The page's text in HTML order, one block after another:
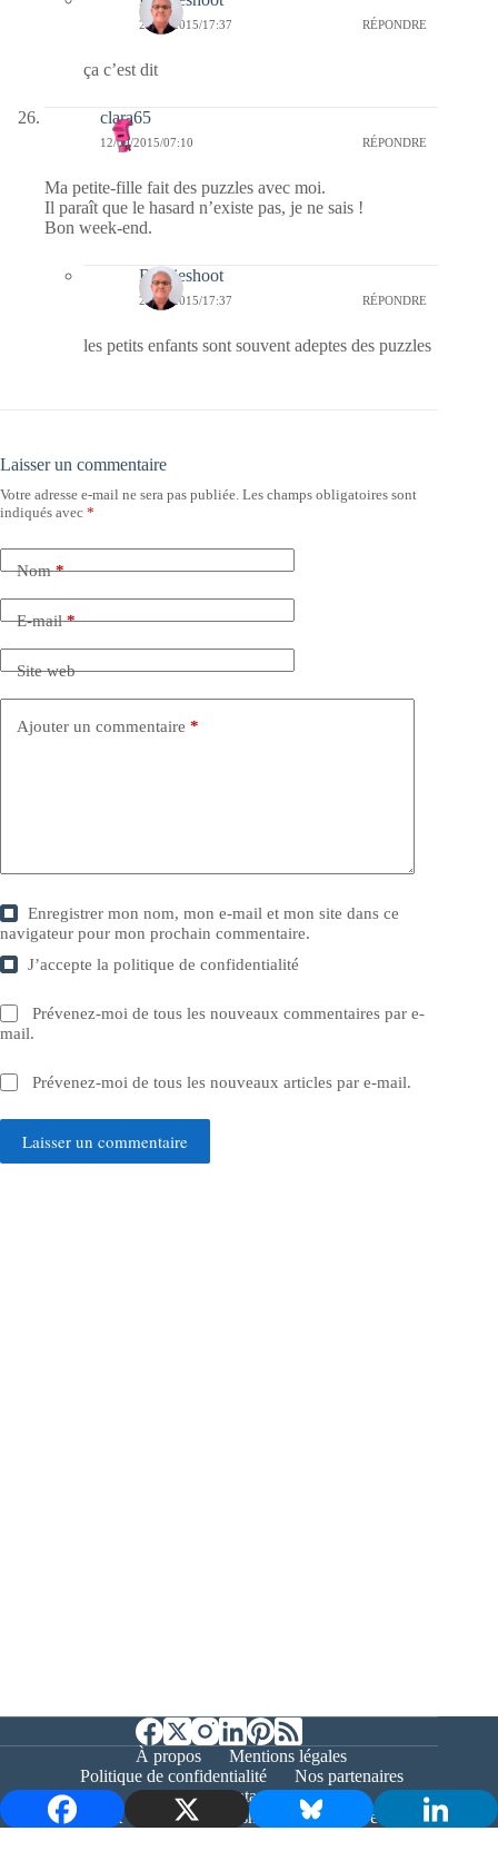
20/09/2015/17:37 RÉPONDRE
ça c’est dit
clara65
12/09/2015/07:10 RÉPONDRE
Ma petite-fille fait des puzzles avec moi.
Il paraît que le hasard n’existe pas, je ne sais !
Bon week-end.
Bernieshoot
20/09/2015/17:37 RÉPONDRE
les petits enfants sont souvent adeptes des puzzles
Laisser un commentaire
Votre adresse e-mail ne sera pas publiée. Les champs obligatoires sont
indiqués avec *
Nom*
E-mail*
Site web
Ajouter un commentaire *
Enregistrer mon nom, mon e-mail et mon site dans ce
navigateur pour mon prochain commentaire.
J’accepte lapolitique de confidentialité
Prévenez-moi de tous les nouveaux commentaires par e-
mail.
Prévenez-moi de tous les nouveaux articles par e-mail.
Laisser un commentaire
À propos
Mentions légales
Politique de confidentialité
Nos partenaires
Contact
Copyright © 2026 - Bernieshoot.fr Journal Web